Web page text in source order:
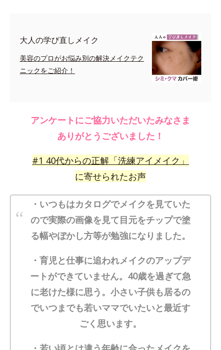
大人の学び直しメイク
美容のプロがお悩み別の解決メイクテク
ニックをご紹介！
アンケートにご協力いただいたみなさま
ありがとうございました！
#1 40代からの正解「洗練アイメイク」
に寄せられたお声
・いつもはカタログでメイクを見ていた
ので実際の画像を見て目元をチップで塗
る幅やぼかし方等が勉強になりました。
・育児と仕事に追われメイクのアップデ
ートができていません。40歳を過ぎて急
に老けた様に思う。小さい子供も居るの
でいつまでも若いママでいたいと最近す
ごく思います。